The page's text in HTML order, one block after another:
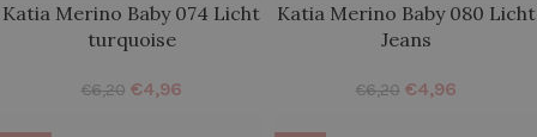
Katia Merino Baby 074 Licht
turquoise
€6,20 €4,96
Katia Merino Baby 080 Licht
Jeans
€6,20 €4,96